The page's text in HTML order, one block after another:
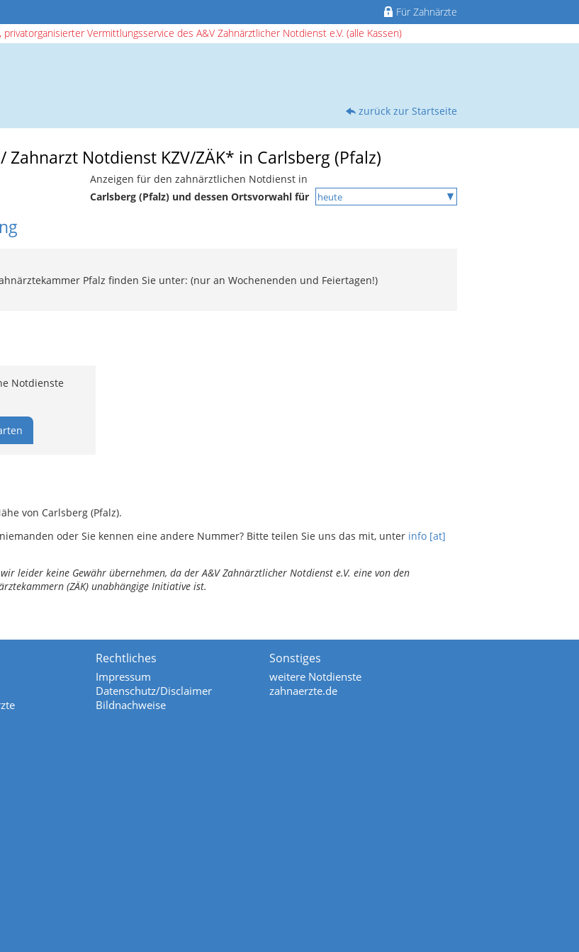
Für Zahnärzte
Vermittlungsservice des A&V Zahnärztlicher Notdienst e.V. (alle Kassen)
zurück zur Startseite
Notdienst KZV/ZÄK* in Carlsberg (Pfalz)
Anzeigen für den zahnärztlichen Notdienst in
Carlsberg (Pfalz) und dessen Ortsvorwahl für
Pfalz finden Sie unter: (nur an Wochenenden und Feiertagen!)
Notdienste
von Carlsberg (Pfalz).
oder Sie kennen eine andere Nummer? Bitte teilen Sie uns das mit, unter info [at]
leider keine Gewähr übernehmen, da der A&V Zahnärztlicher Notdienst e.V. eine von den
(ZÄK) unabhängige Initiative ist.
Rechtliches
Impressum
Datenschutz/Disclaimer
Bildnachweise
Sonstiges
weitere Notdienste
zahnaerzte.de